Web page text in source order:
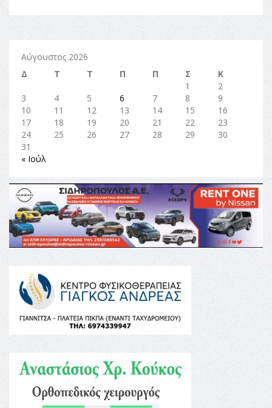
Αύγουστος 2026
Δ
Τ Τ Π Π Σ
Κ
1
2
3
4 5 6 7 8
9
10
11 12 13 14 15
16
17
18 19 20 21 22
23
24
25 26 27 28 29
30
31
« Ιούλ